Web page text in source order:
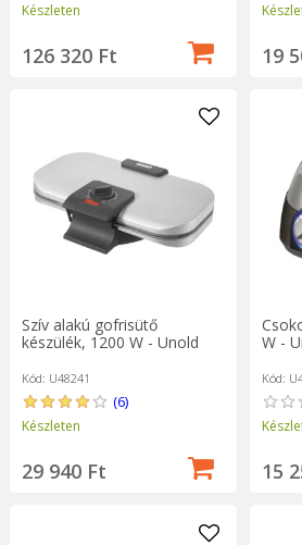
Készleten
126 320 Ft 19
Szív alakú gofrisütő
készülék, 1200 W - Unold
Kód: U48241
(6)
Készleten
29 940 Ft
W -
Kód:
15